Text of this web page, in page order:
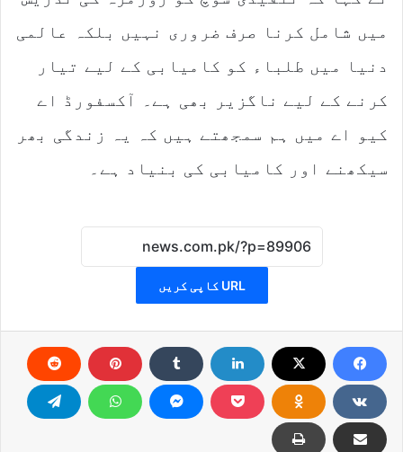
میں شامل کرنا صرف ضروری نہیں بلکہ عالمی
دنیا میں طلباء کو کامیابی کے لیے تیار
کرنے کے لیے ناگزیر بھی ہے۔ آکسفورڈ اے
کیو اے میں ہم سمجھتے ہیں کہ یہ زندگی بھر
سیکھنے اور کامیابی کی بنیاد ہے۔
URL کاپی کریں